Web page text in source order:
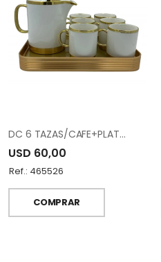
DC 6 TAZAS/CAFE+PLATOS BLANCO AM5559-S8
USD 60,00
Ref.: 465526
COMPRAR